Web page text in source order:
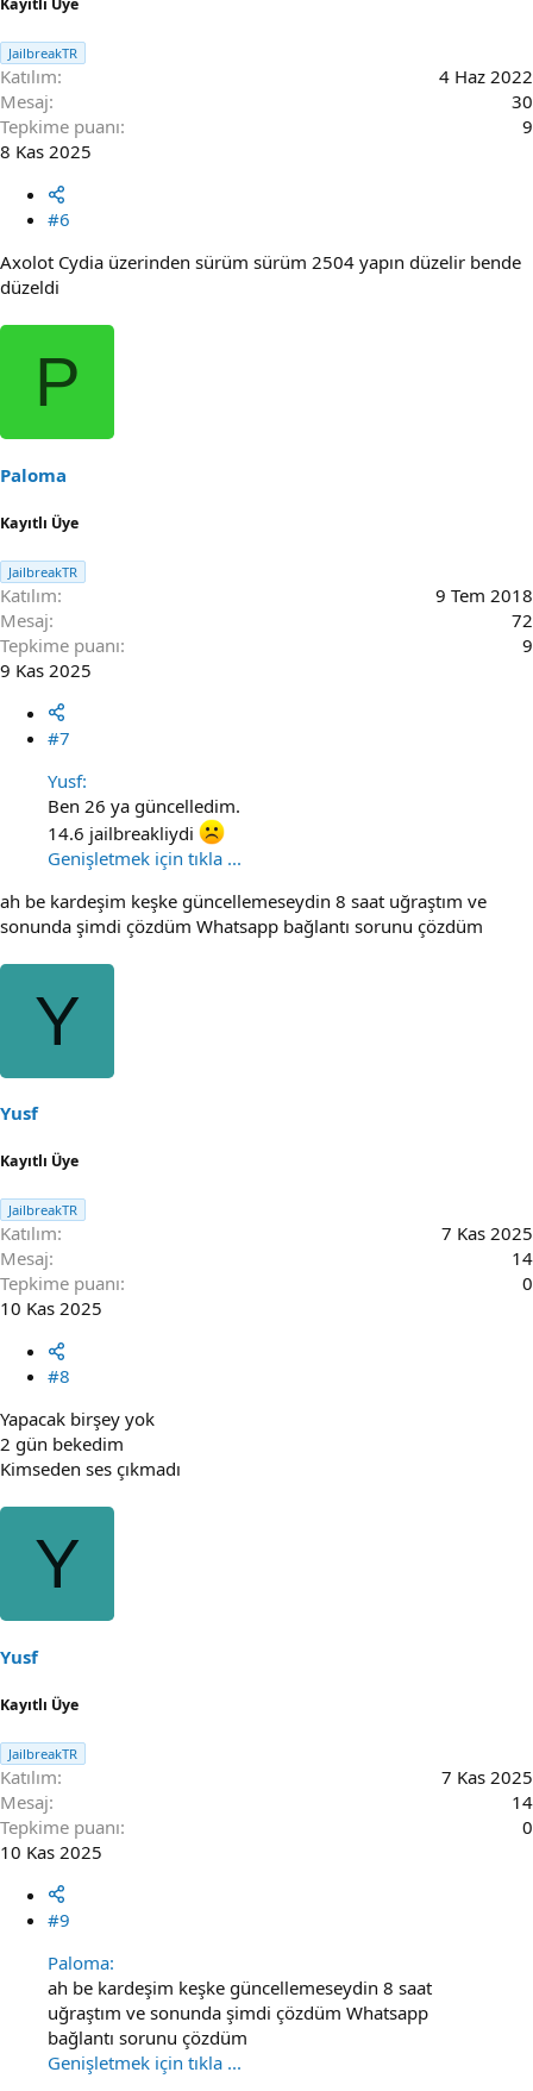
Kayıtlı Üye
JailbreakTR
Katılım
4 Haz 2022
Mesaj
30
Tepkime puanı
9
8 Kas 2025
#6
Axolot Cydia üzerinden sürüm sürüm 2504 yapın düzelir bende
düzeldi
P
Paloma
Kayıtlı Üye
JailbreakTR
Katılım
9 Tem 2018
Mesaj
72
Tepkime puanı
9
9 Kas 2025
#7
Yusf:
Ben 26 ya güncelledim.
14.6 jailbreakliydi
Genişletmek için tıkla ...
ah be kardeşim keşke güncellemeseydin 8 saat uğraştım ve
sonunda şimdi çözdüm Whatsapp bağlantı sorunu çözdüm
Y
Yusf
Kayıtlı Üye
JailbreakTR
Katılım
7 Kas 2025
Mesaj
14
Tepkime puanı
0
10 Kas 2025
#8
Yapacak birşey yok
2 gün bekedim
Kimseden ses çıkmadı
Y
Yusf
Kayıtlı Üye
JailbreakTR
Katılım
7 Kas 2025
Mesaj
14
Tepkime puanı
0
10 Kas 2025
#9
Paloma:
ah be kardeşim keşke güncellemeseydin 8 saat
uğraştım ve sonunda şimdi çözdüm Whatsapp
bağlantı sorunu çözdüm
Genişletmek için tıkla ...